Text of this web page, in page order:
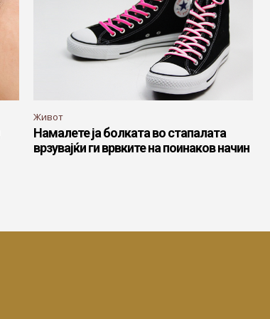
Живот
Намалете ја болката во стапалата
врзувајќи ги врвките на поинаков начин